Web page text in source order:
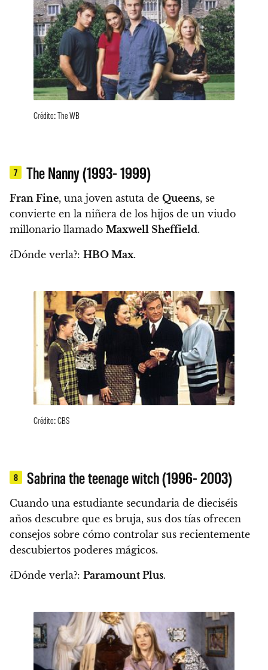
Crédito: The WB
7 The Nanny (1993- 1999)
Fran Fine, una joven astuta de Queens, se
convierte en la niñera de los hijos de un viudo
millonario llamado Maxwell Sheffield.
¿Dónde verla?: HBO Max.
Crédito: CBS
8 Sabrina the teenage witch (1996- 2003)
Cuando una estudiante secundaria de dieciséis
años descubre que es bruja, sus dos tías ofrecen
consejos sobre cómo controlar sus recientemente
descubiertos poderes mágicos.
¿Dónde verla?: Paramount Plus.